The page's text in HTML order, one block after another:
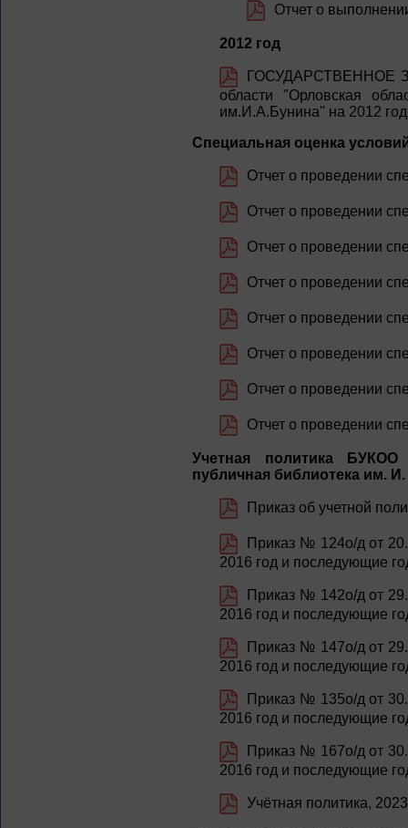
Отчет о
2012 год
ГОСУДАРСТВЕННОЕ
области "Орловская
им.И.А.Бунина" на 2012
Специальная оценка
Отчет о проведении
Отчет о проведении
Отчет о проведении
Отчет о проведении
Отчет о проведении
Отчет о проведении
Отчет о проведении
Отчет о проведении
Учетная политика БУКОО
публичная библиотека им.
Приказ об учетной
Приказ № 124о/д от
2016 год и последующие
Приказ № 142о/д от
2016 год и последующие
Приказ № 147о/д от
2016 год и последующие
Приказ № 135о/д от
2016 год и последующие
Приказ № 167о/д от
2016 год и последующие
Учётная политика, 2023